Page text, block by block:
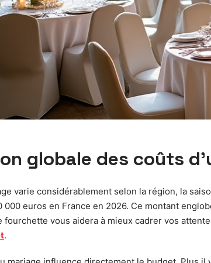
globale des coûts
varie considérablement selon la région, la
000 euros en France en 2026. Ce montant
fourchette vous aidera à mieux cadrer vos
.